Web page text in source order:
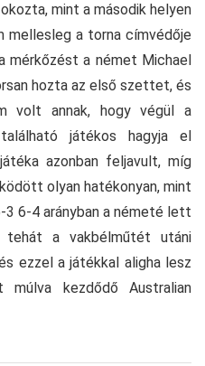
mint a második helyen
mellesleg a torna címvédője
mérkőzést a német Michael
hozta az első szettet, és
volt annak, hogy végül a
játékos hagyja el
azonban feljavult, míg
olyan hatékonyan, mint
3 6-4 arányban a németé lett
a vakbélműtét utáni
ezzel a játékkal aligha lesz
kezdődő Australian